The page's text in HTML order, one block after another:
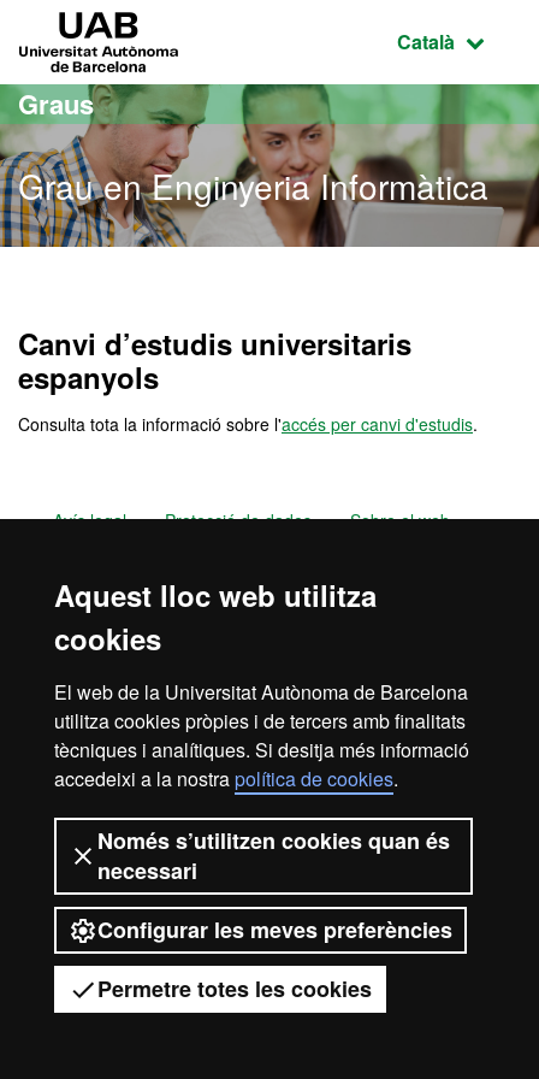
Aquest lloc web utilitza
cookies
El web de la Universitat Autònoma de Barcelona
utilitza cookies pròpies i de tercers amb finalitats
tècniques i analítiques. Si desitja més informació
accedeixi a la nostrapolítica de cookies.
Només s’utilitzen cookies quan és
necessari
Configurar les meves preferències
Permetre totes les cookies
Ves al contingut principal
Ves a la navegació de la pàgina
Idioma
Català
Graus
Grau en Enginyeria Informàtica
Tens dubtes?
Canvi d’estudis universitaris
espanyols
Consulta tota la informació sobre l'accés per canvi d'estudis.
Avís legal Protecció de dades
Sobre el web
2026 Universitat Autònoma de